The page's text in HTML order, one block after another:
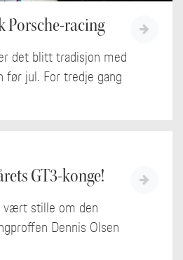
Porsche-racing
det blitt tradisjon med
før jul. For tredje gang
GT3-konge!
vært stille om den
Dennis Olsen